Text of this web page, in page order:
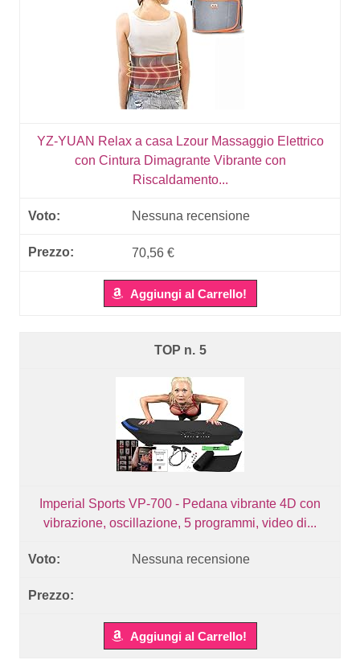
YZ-YUAN Relax a casa Lzour Massaggio Elettrico
con Cintura Dimagrante Vibrante con
Riscaldamento...
Nessuna recensione
70,56 €
Aggiungi al Carrello!
5
Imperial Sports VP-700 - Pedana vibrante 4D con
vibrazione, oscillazione, 5 programmi, video di...
Nessuna recensione
Aggiungi al Carrello!